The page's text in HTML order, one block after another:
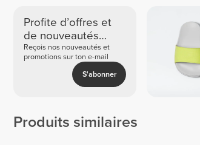
Profite d’offres et
de nouveautés
exclusives
Reçois nos nouveautés et
promotions sur ton e-mail
S'abonner
Produits similaires